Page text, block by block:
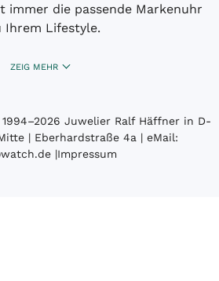
immer die passende Markenuhr
Ihrem Lifestyle.
ZEIG MEHR
Juwelier Ralf Häffner in D-
| Eberhardstraße 4a | eMail:
|Impressum